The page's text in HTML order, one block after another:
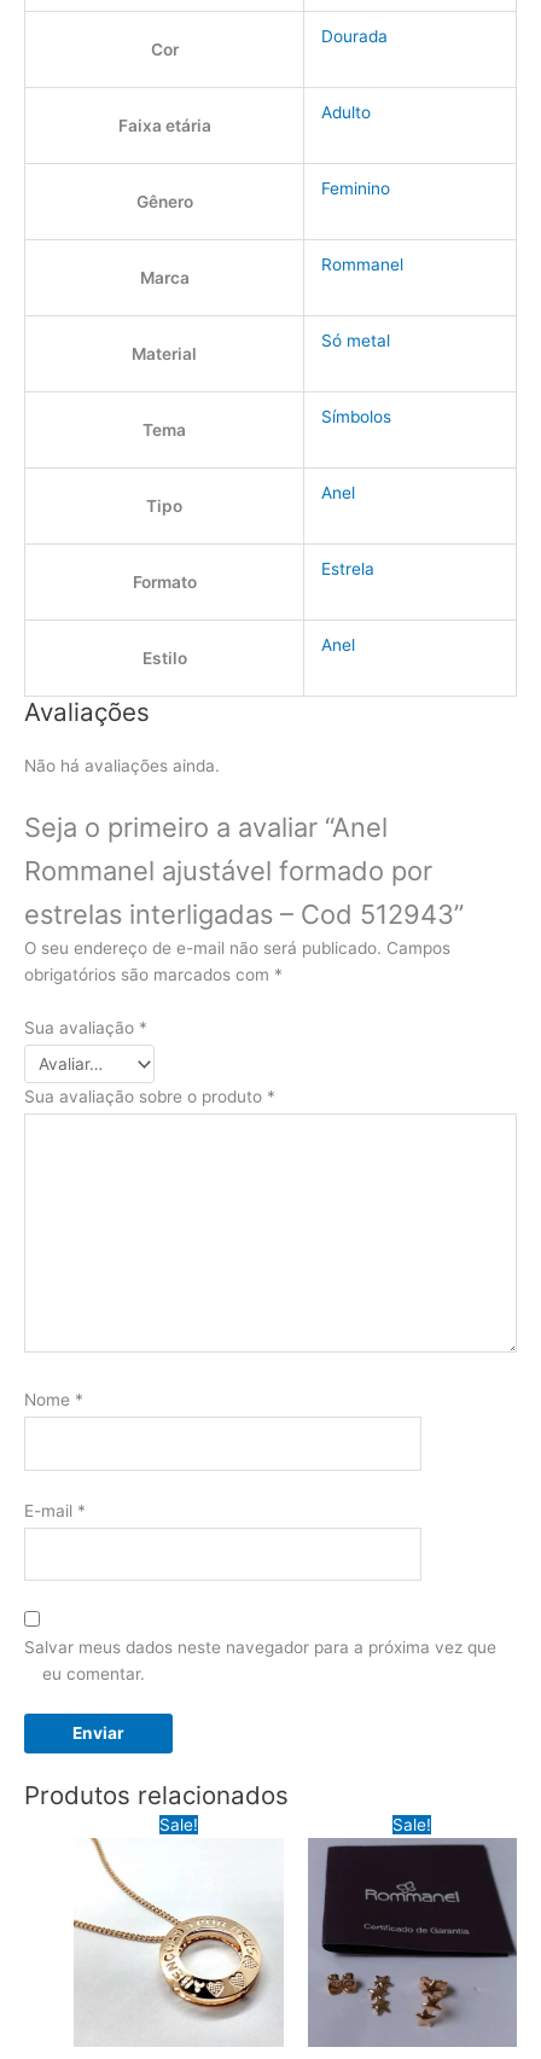
Cor
Dourada
Faixa etária
Adulto
Gênero
Feminino
Marca
Rommanel
Material
Só metal
Tema
Símbolos
Tipo
Anel
Formato
Estrela
Estilo
Anel
Avaliações
Não há avaliações ainda.
Seja o primeiro a avaliar “Anel
Rommanel ajustável formado por
estrelas interligadas – Cod 512943”
O seu endereço de e-mail não será publicado. Campos
obrigatórios são marcados com *
Sua avaliação *
Sua avaliação sobre o produto *
Nome *
E-mail *
Salvar meus dados neste navegador para a próxima vez que
eu comentar.
Produtos relacionados
Sale! Sale!